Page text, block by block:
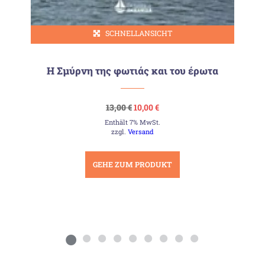
SCHNELLANSICHT
Η Σμύρνη της φωτιάς και του έρωτα
13,00€Ursprünglicher
Preis
war:
13,00 €
10,00€Aktueller
ist:
Enthält 7% MwSt.
zzgl.Versand
GEHE ZUM PRODUKT